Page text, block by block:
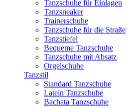
Tanzschuhe für Einlagen
Tanzsneaker
Trainerschuhe
Tanzschuhe für die Straße
Tanzstiefel
Bequeme Tanzschuhe
Tanzschuhe mit Absatz
Orgelschuhe
Tanzstil
Standard Tanzschuhe
Latein Tanzschuhe
Bachata Tanzschuhe